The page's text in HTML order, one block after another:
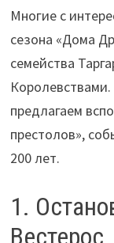
Многие с
сезона «Дома
семейства
предлагаем
престолов»,
200 лет.
1.
Вестерос